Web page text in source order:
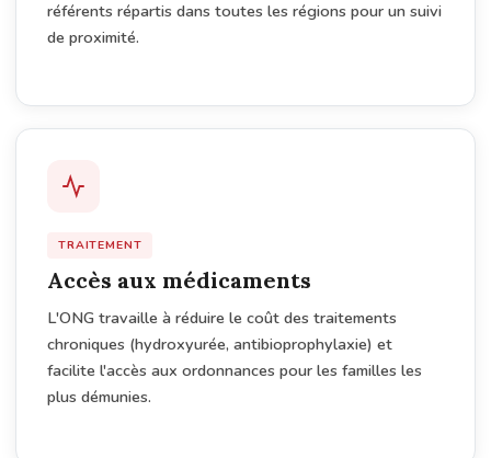
référents répartis dans toutes les régions pour un suivi
de proximité.
TRAITEMENT
Accès aux médicaments
L'ONG travaille à réduire le coût des traitements
chroniques (hydroxyurée, antibioprophylaxie) et
facilite l'accès aux ordonnances pour les familles les
plus démunies.